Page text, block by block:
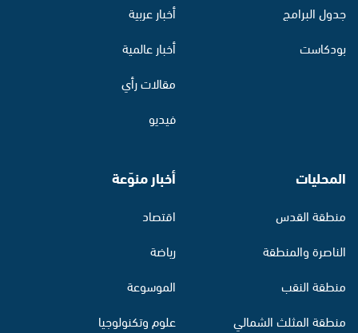
جدول البرامج
بودكاست
أخبار عربية
أخبار عالمية
مقالات رأي
فيديو
المحليات
منطقة القدس
الناصرة والمنطقة
منطقة النقب
منطقة المثلث الشمالي
أخبار منوّعة
اقتصاد
رياضة
الموسوعة
علوم وتكنولوجيا